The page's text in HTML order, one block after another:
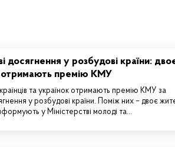
досягнення у розбудові країни:
премію КМУ
та українок отримають премію КМУ за
у розбудові країни. Поміж них – двоє
у Міністерстві молоді та…